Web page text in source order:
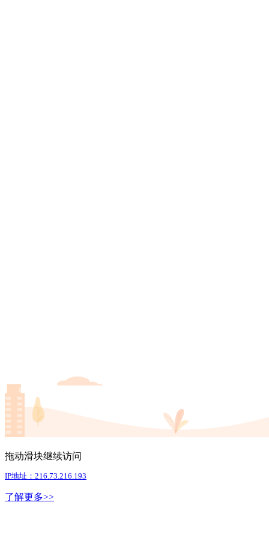
拖动滑块继续访问
IP地址：216.73.216.193
了解更多>>